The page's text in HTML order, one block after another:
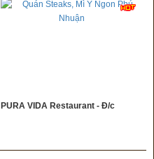
PURA VIDA Restaurant - Đ/c